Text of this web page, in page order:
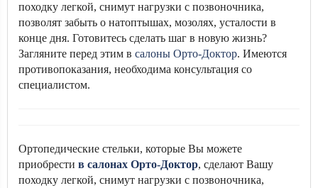
походку легкой, снимут нагрузки с позвоночника,
позволят забыть о натоптышах, мозолях, усталости в
конце дня. Готовитесь сделать шаг в новую жизнь?
Загляните перед этим в салоны Орто-Доктор. Имеются
противопоказания, необходима консультация со
специалистом.
Ортопедические стельки, которые Вы можете
приобрести в салонах Орто-Доктор, сделают Вашу
походку легкой, снимут нагрузки с позвоночника,